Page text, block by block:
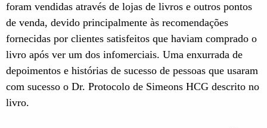
foram vendidas através de lojas de livros e outros pontos
de venda, devido principalmente às recomendações
fornecidas por clientes satisfeitos que haviam comprado o
livro após ver um dos infomerciais. Uma enxurrada de
depoimentos e histórias de sucesso de pessoas que usaram
com sucesso o Dr. Protocolo de Simeons HCG descrito no
livro.